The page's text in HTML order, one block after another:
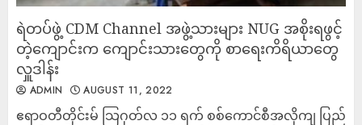
ရဲတပ်ဖွဲ့ CDM Channel အဖွဲ့သားများ NUG အစိုးရဖွင့်
တဲ့ကျောင်းက ကျောင်းသားတွေကို စာရေးကိရိယာတွေ
လှူဒါန်း
ADMIN AUGUST 11, 2022
ဧရာဝတီတိုင်းမ် သြဂုတ်လ ၁၁ ရက် စစ်ကောင်စီအလိုကျ ပြည်